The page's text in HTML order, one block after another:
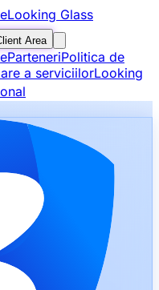
Looking Glass
Area
ParteneriPolitica de
a serviciilorLooking